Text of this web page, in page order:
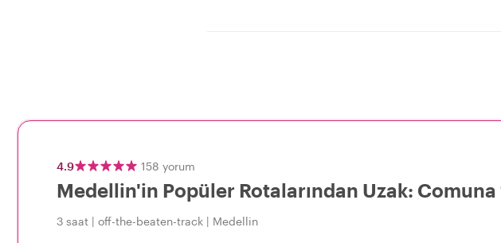
4.9 158 yorum
Medellin'in Popüler Rotalarından Uzak: Comuna
3 saat | off-the-beaten-track | Medellin